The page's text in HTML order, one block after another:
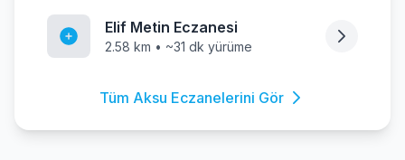
Elif Metin Eczanesi
2.58 km • ~31 dk yürüme
Tüm Aksu Eczanelerini Gör